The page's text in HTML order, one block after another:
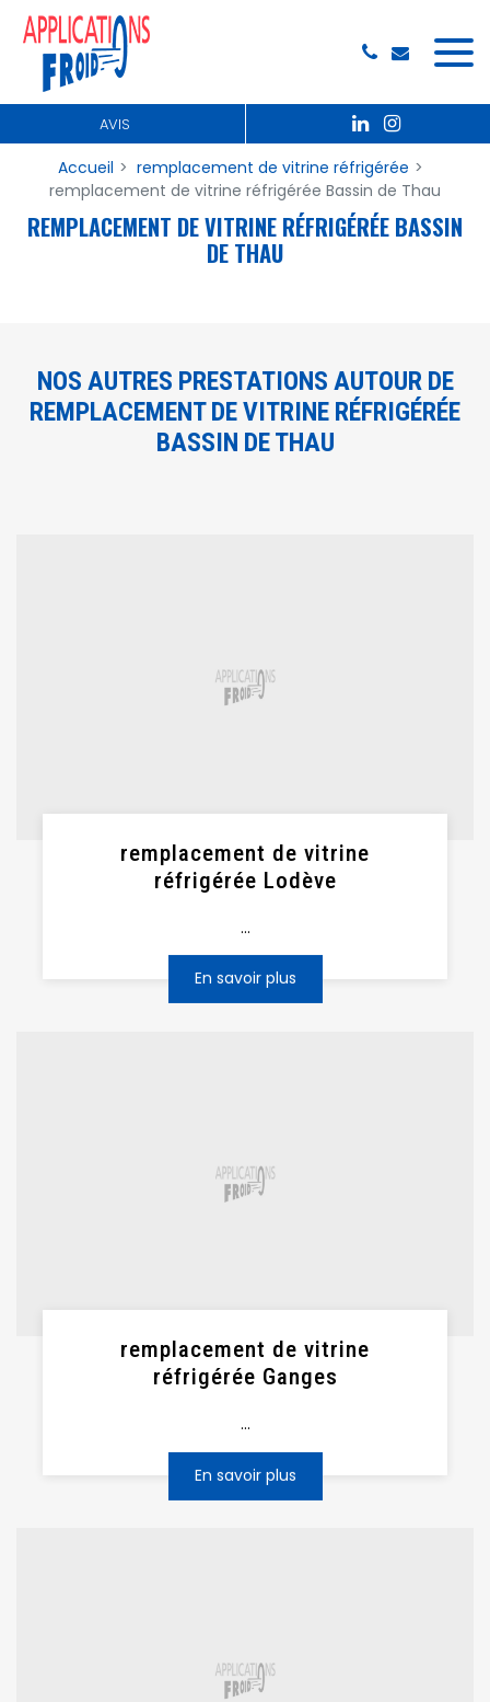
AVIS
Accueil
remplacement de vitrine réfrigérée
remplacement de vitrine réfrigérée Bassin de Thau
REMPLACEMENT DE VITRINE RÉFRIGÉRÉE BASSIN
DE THAU
NOS AUTRES PRESTATIONS AUTOUR DE
REMPLACEMENT DE VITRINE RÉFRIGÉRÉE
BASSIN DE THAU
remplacement de vitrine
réfrigérée Lodève
...
En savoir plus
remplacement de vitrine
réfrigérée Ganges
...
En savoir plus
Panneau de gestion des cookies